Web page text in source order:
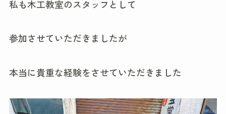
私も木工教室のスタッフとして
参加させていただきましたが
本当に貴重な経験をさせていただきました